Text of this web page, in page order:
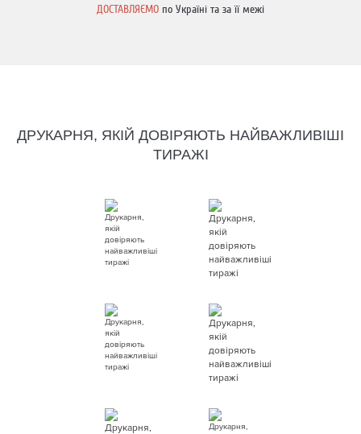
ДОСТАВЛЯЄМО по Україні та за її межі
ДРУКАРНЯ, ЯКІЙ ДОВІРЯЮТЬ НАЙВАЖЛИВІШІ
ТИРАЖІ